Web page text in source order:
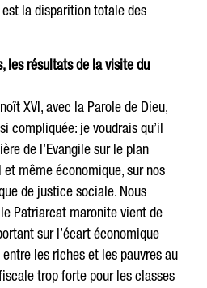
la disparition totale des
les résultats de la visite du
XVI, avec la Parole de Dieu,
compliquée: je voudrais qu’il
de l’Evangile sur le plan
même économique, sur nos
de justice sociale. Nous
Patriarcat maronite vient de
sur l’écart économique
les riches et les pauvres au
trop forte pour les classes